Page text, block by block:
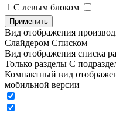
1 C левым блоком
Применить
Вид отображения
Слайдером Списком
Вид отображения списка
Только разделы С
Компактный вид
мобильной версии